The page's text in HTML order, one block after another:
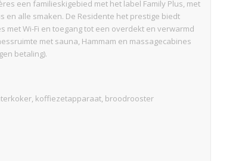
een familieskigebied met het label Family Plus, met
alle smaken. De Residente het prestige biedt
Wi-Fi en toegang tot een overdekt en verwarmd
met sauna, Hammam en massagecabines
betaling).
koffiezetapparaat, broodrooster